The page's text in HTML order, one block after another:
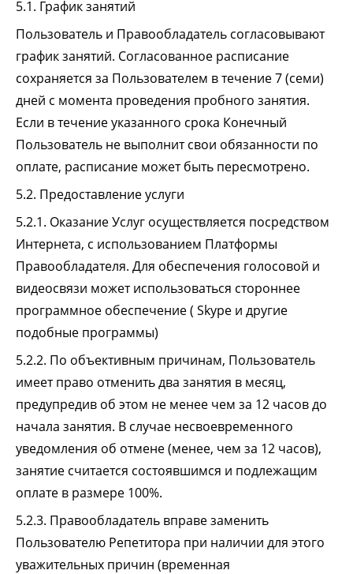
5.1. График занятий
Пользователь и Правообладатель согласовывают
график занятий. Согласованное расписание
сохраняется за Пользователем в течение 7 (семи)
дней с момента проведения пробного занятия.
Если в течение указанного срока Конечный
Пользователь не выполнит свои обязанности по
оплате, расписание может быть пересмотрено.
5.2. Предоставление услуги
5.2.1. Оказание Услуг осуществляется посредством
Интернета, с использованием Платформы
Правообладателя. Для обеспечения голосовой и
видеосвязи может использоваться стороннее
программное обеспечение ( Skype и другие
подобные программы)
5.2.2. По объективным причинам, Пользователь
имеет право отменить два занятия в месяц,
предупредив об этом не менее чем за 12 часов до
начала занятия. В случае несвоевременного
уведомления об отмене (менее, чем за 12 часов),
занятие считается состоявшимся и подлежащим
оплате в размере 100%.
5.2.3. Правообладатель вправе заменить
Пользователю Репетитора при наличии для этого
уважительных причин (временная